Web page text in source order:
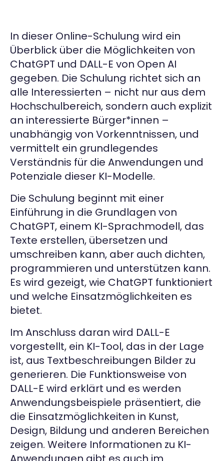
In dieser Online-Schulung wird ein
Überblick über die Möglichkeiten von
ChatGPT und DALL-E von Open AI
gegeben. Die Schulung richtet sich an
alle Interessierten – nicht nur aus dem
Hochschulbereich, sondern auch explizit
an interessierte Bürger*innen –
unabhängig von Vorkenntnissen, und
vermittelt ein grundlegendes
Verständnis für die Anwendungen und
Potenziale dieser KI-Modelle.
Die Schulung beginnt mit einer
Einführung in die Grundlagen von
ChatGPT, einem KI-Sprachmodell, das
Texte erstellen, übersetzen und
umschreiben kann, aber auch dichten,
programmieren und unterstützen kann.
Es wird gezeigt, wie ChatGPT funktioniert
und welche Einsatzmöglichkeiten es
bietet.
Im Anschluss daran wird DALL-E
vorgestellt, ein KI-Tool, das in der Lage
ist, aus Textbeschreibungen Bilder zu
generieren. Die Funktionsweise von
DALL-E wird erklärt und es werden
Anwendungsbeispiele präsentiert, die
die Einsatzmöglichkeiten in Kunst,
Design, Bildung und anderen Bereichen
zeigen. Weitere Informationen zu KI-